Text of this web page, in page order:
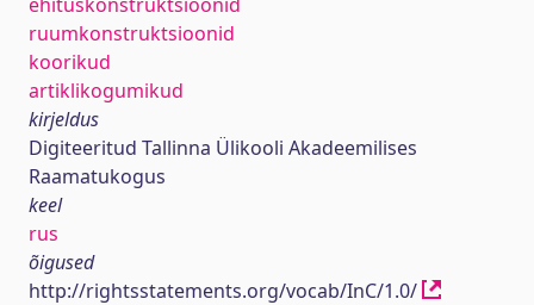
ruumkonstruktsioonid
koorikud
artiklikogumikud
kirjeldus
Digiteeritud Tallinna Ülikooli Akadeemilises
Raamatukogus
keel
rus
õigused
http://rightsstatements.org/vocab/InC/1.0/